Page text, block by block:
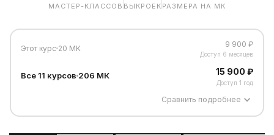
МАСТЕР-КЛАССОВ ВЫКРОЕК РАЗМЕРА НА МК
Этот курс 20 МК 9 900 ₽
Доступ 6 месяцев
Все 11 курсов 206 МК 15 900 ₽
Доступ 1 год
Сравнить подробнее